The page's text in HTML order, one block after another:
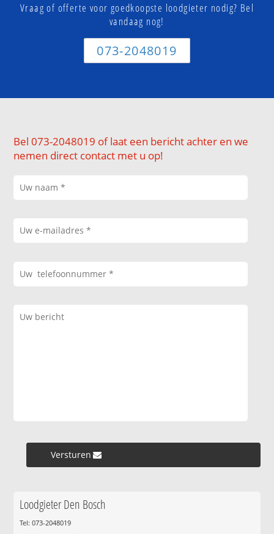
Vraag of offerte voor goedkoopste loodgieter nodig? Bel
vandaag nog!
073-2048019
Bel 073-2048019 of laat een bericht achter en we
nemen direct contact met u op!
Versturen »
Loodgieter Den Bosch
Tel: 073-2048019